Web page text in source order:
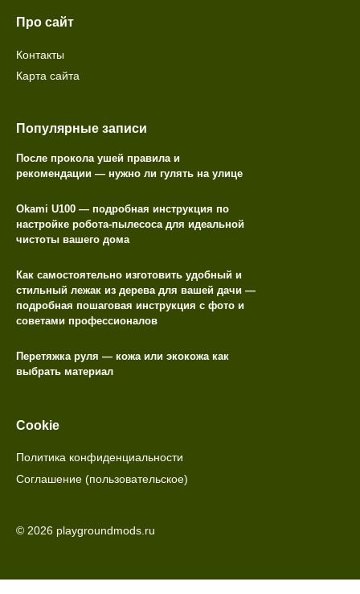
Про сайт
Контакты
Карта сайта
Популярные записи
После прокола ушей правила и
рекомендации — нужно ли гулять на улице
Okami U100 — подробная инструкция по
настройке робота-пылесоса для идеальной
чистоты вашего дома
Как самостоятельно изготовить удобный и
стильный лежак из дерева для вашей дачи —
подробная пошаговая инструкция с фото и
советами профессионалов
Перетяжка руля — кожа или экокожа как
выбрать материал
Cookie
Политика конфиденциальности
Соглашение (пользовательское)
© 2026 playgroundmods.ru